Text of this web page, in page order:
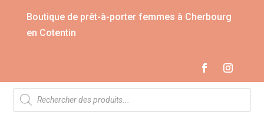
Boutique de prêt-à-porter femmes à Cherbourg
en Cotentin
Recherche
de
produits